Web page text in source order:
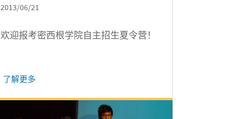
2013/06/21
欢迎报考密西根学院自主招生夏令营！
了解更多